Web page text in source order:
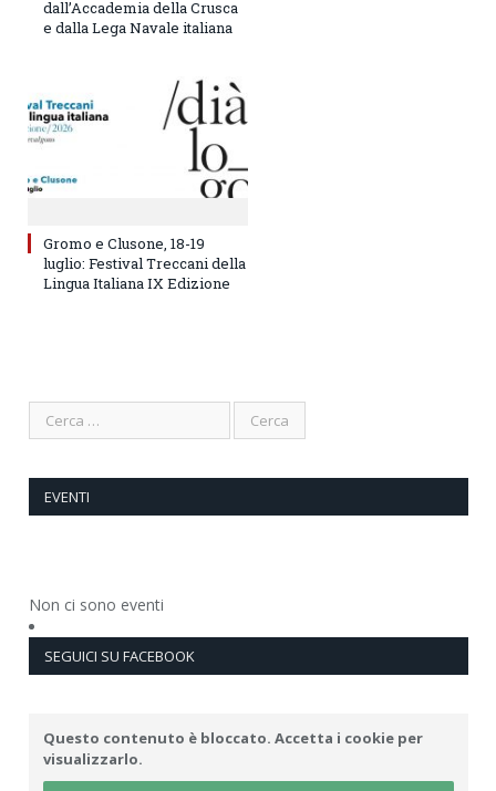
dall’Accademia della Crusca
e dalla Lega Navale italiana
Gromo e Clusone, 18-19
luglio: Festival Treccani della
Lingua Italiana IX Edizione
EVENTI
Non ci sono eventi
SEGUICI SU FACEBOOK
Questo contenuto è bloccato. Accetta i cookie per
visualizzarlo.